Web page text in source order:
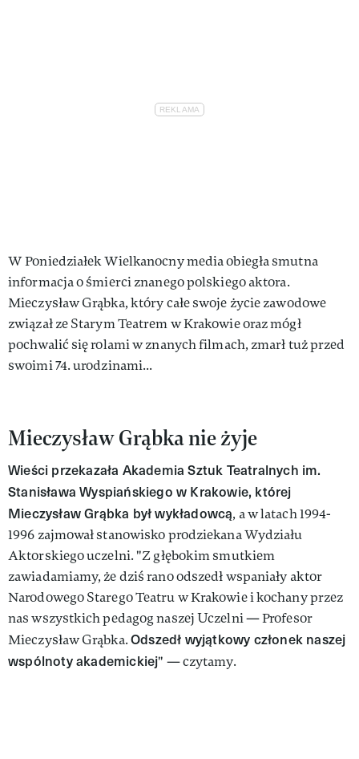
W Poniedziałek Wielkanocny media obiegła smutna
informacja o śmierci znanego polskiego aktora.
Mieczysław Grąbka, który całe swoje życie zawodowe
związał ze Starym Teatrem w Krakowie oraz mógł
pochwalić się rolami w znanych filmach, zmarł tuż przed
swoimi 74. urodzinami...
Mieczysław Grąbka nie żyje
Wieści przekazała Akademia Sztuk Teatralnych im.
Stanisława Wyspiańskiego w Krakowie, której
Mieczysław Grąbka był wykładowcą, a w latach 1994-
1996 zajmował stanowisko prodziekana Wydziału
Aktorskiego uczelni. "Z głębokim smutkiem
zawiadamiamy, że dziś rano odszedł wspaniały aktor
Narodowego Starego Teatru w Krakowie i kochany przez
nas wszystkich pedagog naszej Uczelni — Profesor
Mieczysław Grąbka.Odszedł wyjątkowy członek naszej
wspólnoty akademickiej" — czytamy.